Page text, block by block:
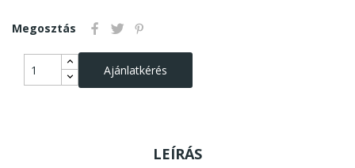
Megosztás
Ajánlatkérés
LEÍRÁS